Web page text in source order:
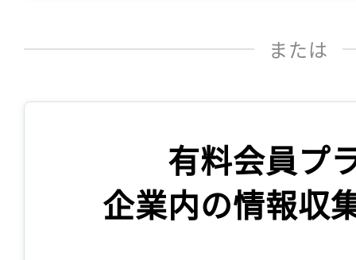
または
有料会員プ
企業内の情報収